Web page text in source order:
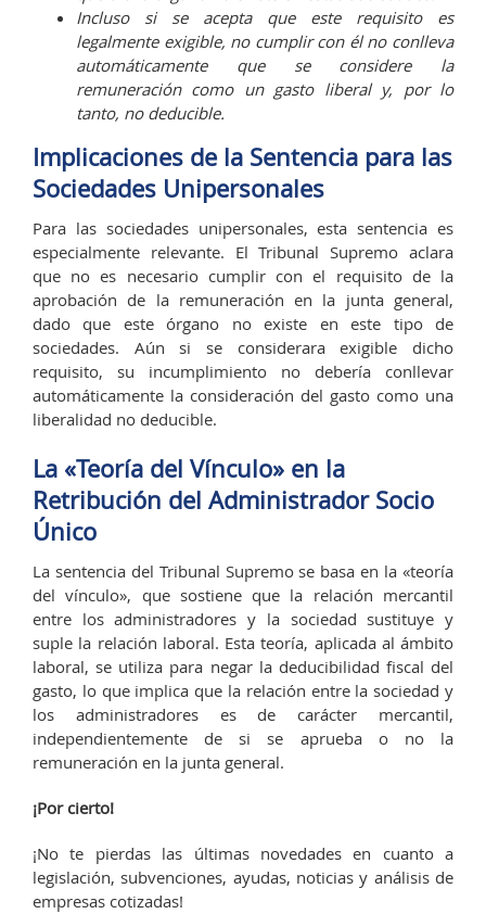
Incluso si se acepta que este requisito es
legalmente exigible, no cumplir con él no conlleva
automáticamente que se considere la
remuneración como un gasto liberal y, por lo
tanto, no deducible.
Implicaciones de la Sentencia para las
Sociedades Unipersonales
Para las sociedades unipersonales, esta sentencia es
especialmente relevante. El Tribunal Supremo aclara
que no es necesario cumplir con el requisito de la
aprobación de la remuneración en la junta general,
dado que este órgano no existe en este tipo de
sociedades. Aún si se considerara exigible dicho
requisito, su incumplimiento no debería conllevar
automáticamente la consideración del gasto como una
liberalidad no deducible.
La «Teoría del Vínculo» en la
Retribución del Administrador Socio
Único
La sentencia del Tribunal Supremo se basa en la «teoría
del vínculo», que sostiene que la relación mercantil
entre los administradores y la sociedad sustituye y
suple la relación laboral. Esta teoría, aplicada al ámbito
laboral, se utiliza para negar la deducibilidad fiscal del
gasto, lo que implica que la relación entre la sociedad y
los administradores es de carácter mercantil,
independientemente de si se aprueba o no la
remuneración en la junta general.
¡Por cierto!
¡No te pierdas las últimas novedades en cuanto a
legislación, subvenciones, ayudas, noticias y análisis de
empresas cotizadas!